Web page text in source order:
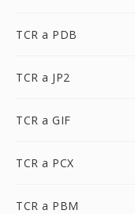
TCR a PDB
TCR a JP2
TCR a GIF
TCR a PCX
TCR a PBM